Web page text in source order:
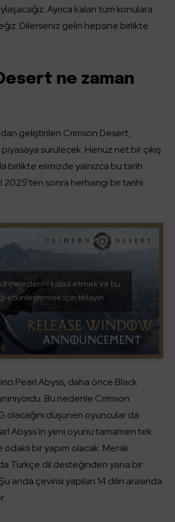
Ayrıca kalan tüm konulara
Dilerseniz gelin hepsine birlikte
ne zaman
geliştirilen Crimson Desert,
sürülecek. Henüz net bir çıkış
birlikte elimizde yalnızca bu tarih
2025’ten sonra herhangi bir tarihi
çerezlerini kabul etmek ve bu
etkinleştirmek için tıklayın
Pearl Abyss, daha önce Black
Bu nedenle Crimson
olacağını düşünen oyuncular da
Abyss’in yeni oyunu tamamen tek
bir yapım olacak. Merak
Türkçe dil desteğinden yana bir
anda çevirisi yapılan 14 dilin arasında